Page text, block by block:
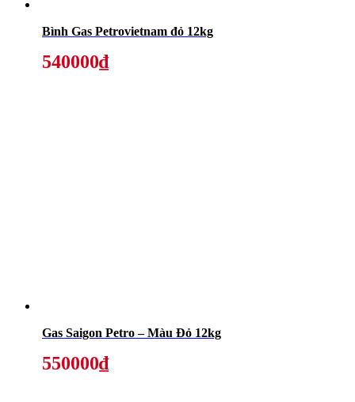
Bình Gas Petrovietnam đỏ 12kg
540000₫
Gas Saigon Petro – Màu Đỏ 12kg
550000₫